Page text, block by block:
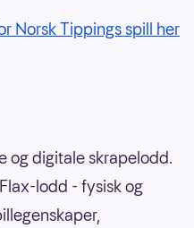
Norsk Tippings spill her
og digitale skrapelodd.
lodd - fysisk og